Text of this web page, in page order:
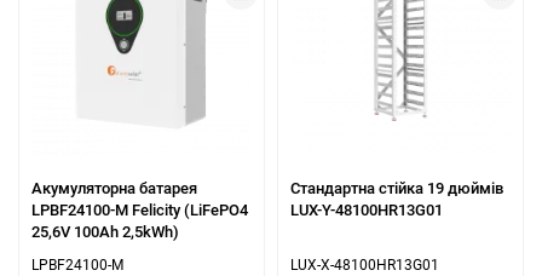
Акумуляторна батарея
LPBF24100-M Felicity (LiFePO4
25,6V 100Ah 2,5kWh)
LPBF24100-M
Стандартна стійка 19 дюймів
LUX-Y-48100HR13G01
LUX-X-48100HR13G01